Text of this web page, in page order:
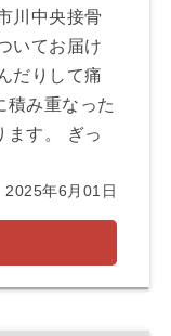
川中央接骨
いてお届け
だりして痛
積み重なった
ます。 ぎっ
2025年6月01日